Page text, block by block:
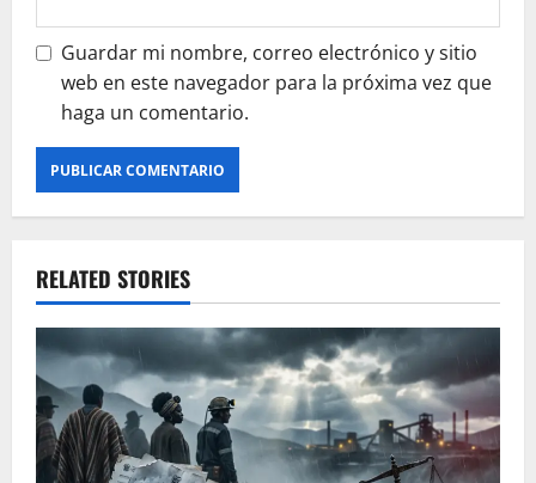
Guardar mi nombre, correo electrónico y sitio
web en este navegador para la próxima vez que
haga un comentario.
RELATED STORIES